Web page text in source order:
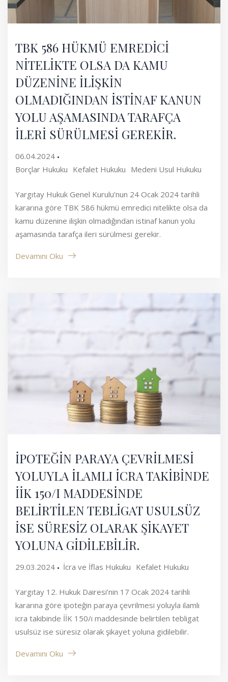
TBK 586 HÜKMÜ EMREDİCİ
NİTELİKTE OLSA DA KAMU
DÜZENİNE İLİŞKİN
OLMADIĞINDAN İSTİNAF KANUN
YOLU AŞAMASINDA TARAFÇA
İLERİ SÜRÜLMESİ GEREKİR.
06.04.2024
Borçlar Hukuku Kefalet Hukuku Medeni Usul Hukuku
Yargıtay Hukuk Genel Kurulu’nun 24 Ocak 2024 tarihli
kararına göre TBK 586 hükmü emredici nitelikte olsa da
kamu düzenine ilişkin olmadığından istinaf kanun yolu
aşamasında tarafça ileri sürülmesi gerekir.
Devamını Oku
İPOTEĞİN PARAYA ÇEVRİLMESİ
YOLUYLA İLAMLI İCRA TAKİBİNDE
İİK 150/I MADDESİNDE
BELİRTİLEN TEBLİGAT USULSÜZ
İSE SÜRESİZ OLARAK ŞİKAYET
YOLUNA GİDİLEBİLİR.
29.03.2024 İcra ve İflas Hukuku Kefalet Hukuku
Yargıtay 12. Hukuk Dairesi’nin 17 Ocak 2024 tarihli
kararına göre ipoteğin paraya çevrilmesi yoluyla ilamlı
icra takibinde İİK 150/ı maddesinde belirtilen tebligat
usulsüz ise süresiz olarak şikayet yoluna gidilebilir.
Devamını Oku